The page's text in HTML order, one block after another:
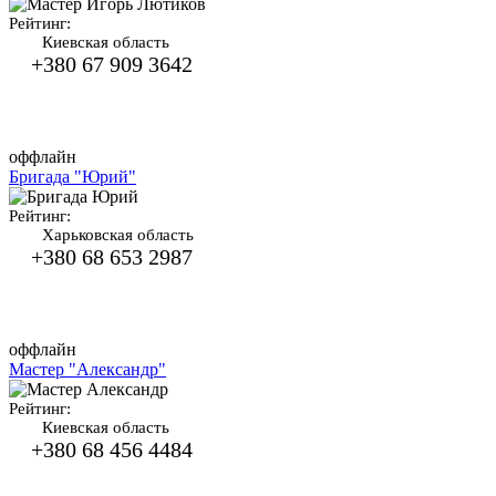
Рейтинг:
Киевская область
+380 67 909 3642
оффлайн
Бригада "Юрий"
Рейтинг:
Харьковская область
+380 68 653 2987
оффлайн
Мастер "Александр"
Рейтинг:
Киевская область
+380 68 456 4484